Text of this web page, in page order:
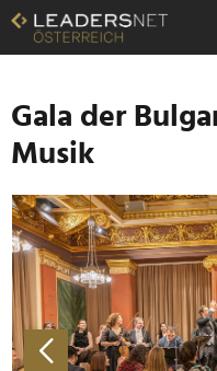
Zum
Inhalt
Zur
Navigation
Zur
Hauptnavigation
Gala der
Musik